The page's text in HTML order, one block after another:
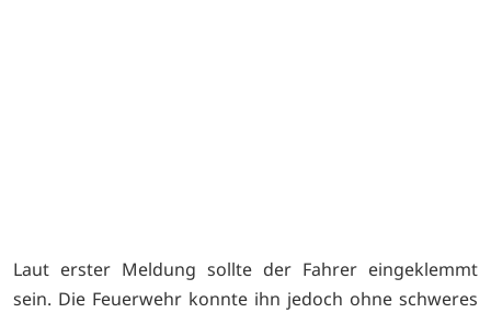
Laut erster Meldung sollte der Fahrer eingeklemmt
sein. Die Feuerwehr konnte ihn jedoch ohne schweres